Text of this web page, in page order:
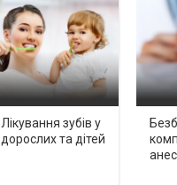
Лікування зубів у
дорослих та дітей